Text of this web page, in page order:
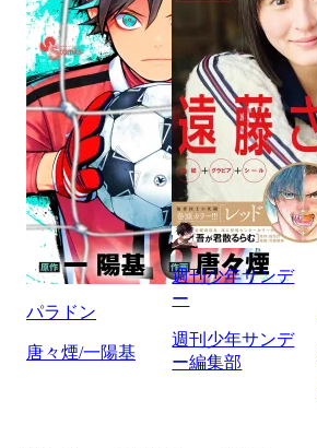
パラドン
唐々煙/一陽基
週刊少年サンデ
ー
週刊少年サンデ
ー編集部